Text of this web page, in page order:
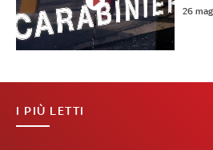
26
I PIÙ LETTI